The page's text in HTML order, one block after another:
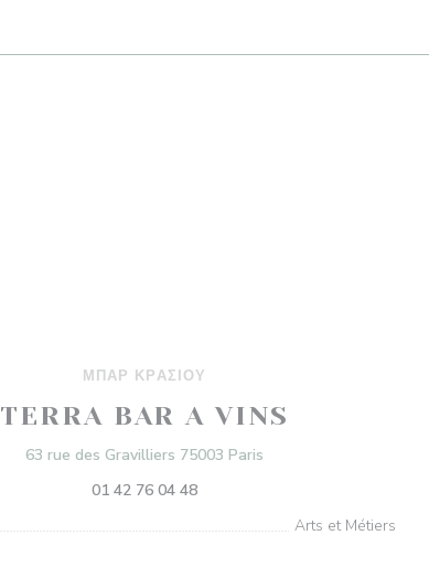
ΜΠΑΡ ΚΡΑΣΙΟΎ
TERRA BAR A VINS
63 rue des Gravilliers 75003 Paris
01 42 76 04 48
Arts et Métiers